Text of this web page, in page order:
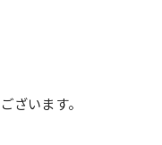
ざいます。